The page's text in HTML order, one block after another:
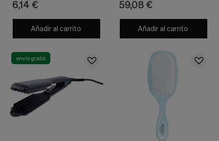
6,14 €
Añadir al carrito
59,08 €
Añadir al carrito
envío gratis